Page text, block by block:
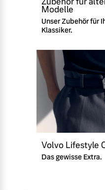
Modelle
Unser Zubehör für
Klassiker.
Volvo Lifestyle
Das gewisse Extra.